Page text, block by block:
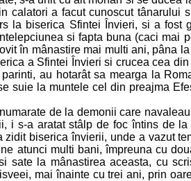
a facut cunoscut tânarului
la biserica Sfintei Învieri, si a fost
si fapta buna (caci mai
în mânastire mai multi ani, pâna
a Sfintei Învieri si crucea cea
au hotarât sa mearga la
suie la muntele cel din preajma
de la demonii care
i s-a aratat stâlp de foc întins de
biserica învierii, unde a vazut
atunci multi bani, împreuna cu
la mânastirea aceasta, cu
mai înainte cu trei ani, prin